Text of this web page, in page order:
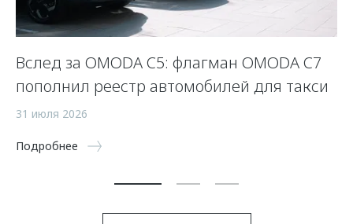
Вслед за OMODA C5: флагман OMODA C7
пополнил реестр автомобилей для такси
31 июля 2026
Подробнее